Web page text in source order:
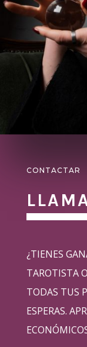
CONTACTAR
¿TIENES
TAROTISTA
TODAS TUS
ESPERAS.